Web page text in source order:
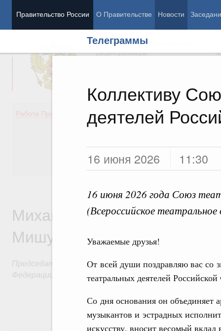
Правительство России О Правительстве Новости
Телеграммы
Коллективу
деятелей
16 июня 2026 11:30
16 июня 2026 года Союз
(Всероссийское
Уважаемые друзья!
От всей души поздравляю вас со
театральных деятелей
Со дня основания он объединяет
музыкантов и эстрадных
искусству, вносит весомый вклад
Председатель Правительства
Вице-премьеры
Работа Правительства
Демография
Здоровье
Общество
Государство
Михаил Владимирович
Мишустин
Председатель Правительства Российской
Федерации